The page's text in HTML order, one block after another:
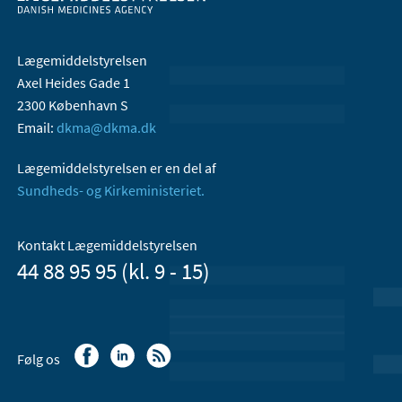
Lægemiddelstyrelsen
Axel Heides Gade 1
2300 København S
Email: dkma@dkma.dk
Lægemiddelstyrelsen er en del af
Sundheds- og Kirkeministeriet.
Kontakt Lægemiddelstyrelsen
44 88 95 95 (kl. 9 - 15)
Følg os